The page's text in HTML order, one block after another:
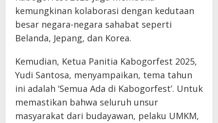
kemungkinan kolaborasi dengan kedutaan
besar negara-negara sahabat seperti
Belanda, Jepang, dan Korea.
Kemudian, Ketua Panitia Kabogorfest 2025,
Yudi Santosa, menyampaikan, tema tahun
ini adalah ‘Semua Ada di Kabogorfest’. Untuk
memastikan bahwa seluruh unsur
masyarakat dari budayawan, pelaku UMKM,